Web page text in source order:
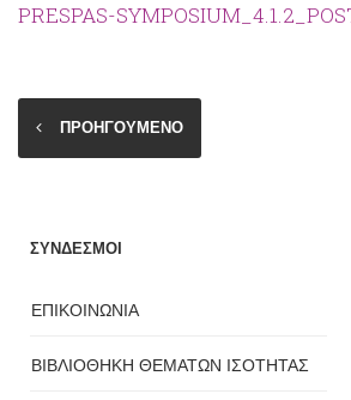
PRESPAS-
ΠΡΟΗΓΟΥΜΕΝΟ
ΣΥΝΔΕΣΜΟΙ
ΕΠΙΚΟΙΝΩΝΙΑ
ΒΙΒΛΙΟΘΗΚΗ ΘΕΜΑΤΩΝ ΙΣΟΤΗΤΑΣ